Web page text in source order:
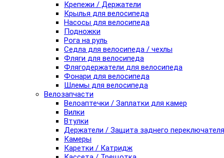
Крепежи / Держатели
Крылья для велосипеда
Насосы для велосипеда
Подножки
Рога на руль
Седла для велосипеда / чехлы
Фляги для велосипеда
Флягодержатели для велосипеда
Фонари для велосипеда
Шлемы для велосипеда
Велозапчасти
Велоаптечки / Заплатки для камер
Вилки
Втулки
Держатели / Защита заднего переключателя
Камеры
Каретки / Катридж